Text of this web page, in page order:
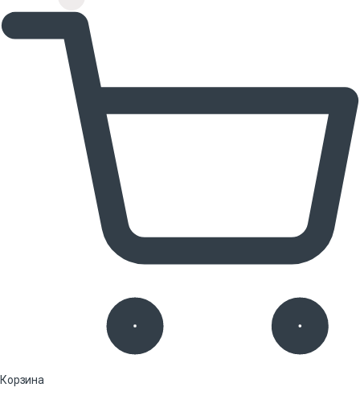
Корзина